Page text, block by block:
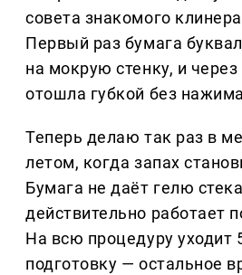
совета знакомого
Первый раз бумага
на мокрую стенку, и через
отошла губкой без
Теперь делаю так раз в
летом, когда запах
Бумага не даёт гелю
действительно работает
На всю процедуру уходит
подготовку — остальное